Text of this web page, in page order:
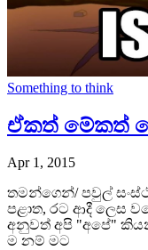
Something to think
ඒකත් මේකත්
Apr 1, 2015
තමන්ගෙන්/ පවුල්
පළාත, රට ආදී ලෙස
අනුවත් අපි "අපේ"
ම නම් මට